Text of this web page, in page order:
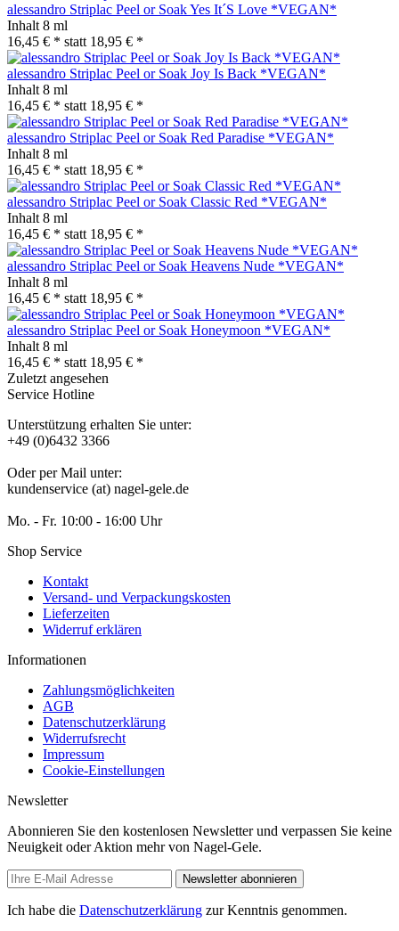
alessandro Striplac Peel or Soak Yes It´S Love *VEGAN*
Inhalt 8 ml
16,45 € * statt 18,95 € *
alessandro Striplac Peel or Soak Joy Is Back *VEGAN*
Inhalt 8 ml
16,45 € * statt 18,95 € *
alessandro Striplac Peel or Soak Red Paradise *VEGAN*
Inhalt 8 ml
16,45 € * statt 18,95 € *
alessandro Striplac Peel or Soak Classic Red *VEGAN*
Inhalt 8 ml
16,45 € * statt 18,95 € *
alessandro Striplac Peel or Soak Heavens Nude *VEGAN*
Inhalt 8 ml
16,45 € * statt 18,95 € *
alessandro Striplac Peel or Soak Honeymoon *VEGAN*
Inhalt 8 ml
16,45 € * statt 18,95 € *
Zuletzt angesehen
Service Hotline
Unterstützung erhalten Sie unter:
+49 (0)6432 3366
Oder per Mail unter:
kundenservice (at) nagel-gele.de
Mo. - Fr. 10:00 - 16:00 Uhr
Shop Service
Kontakt
Versand- und Verpackungskosten
Lieferzeiten
Widerruf erklären
Informationen
Zahlungsmöglichkeiten
AGB
Datenschutzerklärung
Widerrufsrecht
Impressum
Cookie-Einstellungen
Newsletter
Abonnieren Sie den kostenlosen Newsletter und verpassen Sie keine
Neuigkeit oder Aktion mehr von Nagel-Gele.
Newsletter abonnieren
Ich habe die Datenschutzerklärung zur Kenntnis genommen.